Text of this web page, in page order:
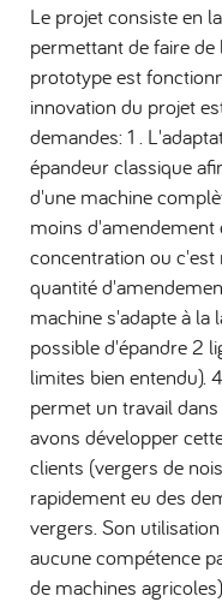
Le projet consiste en
permettant de faire
prototype est
innovation du projet
demandes: 1 .
épandeur classique
d'une machine
moins d'amendement
concentration ou c'est
quantité
machine s'adapte à la
possible d'épandre 2
limites bien entendu).
permet un travail
avons développer
clients (vergers de
rapidement eu des
vergers. Son
aucune compétence
de machines agricoles).